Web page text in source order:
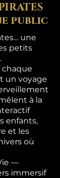
public
une
petits
chaque
un voyage
à la
enfants,
et les
où
—
immersif